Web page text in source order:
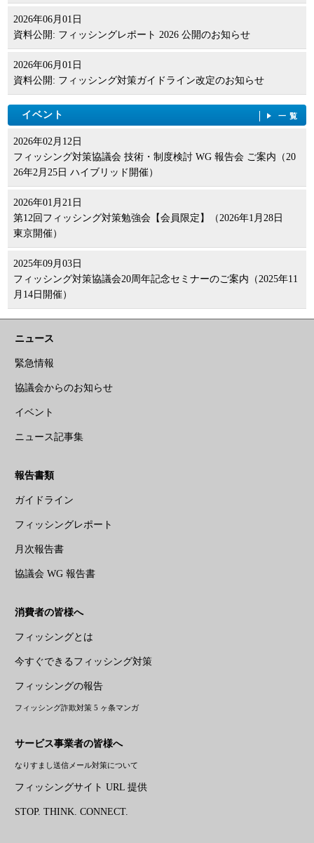
2026年06月01日
資料公開: フィッシングレポート 2026 公開のお知らせ
2026年06月01日
資料公開: フィッシング対策ガイドライン改定のお知らせ
イベント 一覧
2026年02月12日
フィッシング対策協議会 技術・制度検討 WG 報告会 ご案内（20
26年2月25日 ハイブリッド開催）
2026年01月21日
第12回フィッシング対策勉強会【会員限定】（2026年1月28日
東京開催）
2025年09月03日
フィッシング対策協議会20周年記念セミナーのご案内（2025年11
月14日開催）
ニュース
緊急情報
協議会からのお知らせ
イベント
ニュース記事集
報告書類
ガイドライン
フィッシングレポート
月次報告書
協議会 WG 報告書
消費者の皆様へ
フィッシングとは
今すぐできるフィッシング対策
フィッシングの報告
フィッシング詐欺対策 5 ヶ条マンガ
サービス事業者の皆様へ
なりすまし送信メール対策について
フィッシングサイト URL 提供
STOP. THINK. CONNECT.